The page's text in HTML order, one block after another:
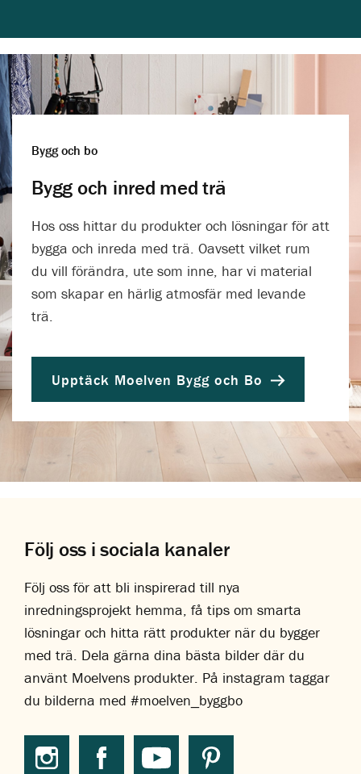
Bygg och bo
Bygg och inred med trä
Hos oss hittar du produkter och lösningar för att
bygga och inreda med trä. Oavsett vilket rum
du vill förändra, ute som inne, har vi material
som skapar en härlig atmosfär med levande
trä.
Upptäck Moelven Bygg och Bo
Följ oss i sociala kanaler
Följ oss för att bli inspirerad till nya
inredningsprojekt hemma, få tips om smarta
lösningar och hitta rätt produkter när du bygger
med trä. Dela gärna dina bästa bilder där du
använt Moelvens produkter. På instagram taggar
du bilderna med #moelven_byggbo